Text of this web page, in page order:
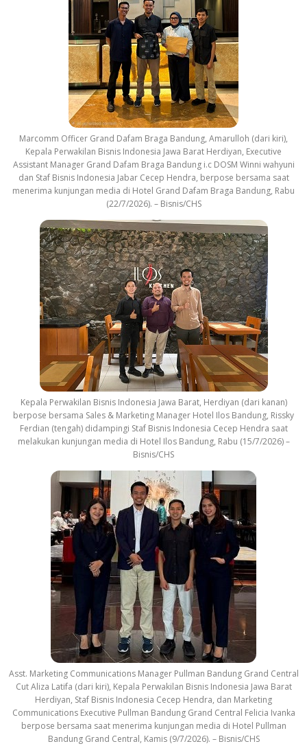
Marcomm Officer Grand Dafam Braga Bandung, Amarulloh (dari kiri),
Kepala Perwakilan Bisnis Indonesia Jawa Barat Herdiyan, Executive
Assistant Manager Grand Dafam Braga Bandung i.c DOSM Winni wahyuni
dan Staf Bisnis Indonesia Jabar Cecep Hendra, berpose bersama saat
menerima kunjungan media di Hotel Grand Dafam Braga Bandung, Rabu
(22/7/2026). – Bisnis/CHS
Kepala Perwakilan Bisnis Indonesia Jawa Barat, Herdiyan (dari kanan)
berpose bersama Sales & Marketing Manager Hotel Ilos Bandung, Rissky
Ferdian (tengah) didampingi Staf Bisnis Indonesia Cecep Hendra saat
melakukan kunjungan media di Hotel Ilos Bandung, Rabu (15/7/2026) –
Bisnis/CHS
Asst. Marketing Communications Manager Pullman Bandung Grand Central
Cut Aliza Latifa (dari kiri), Kepala Perwakilan Bisnis Indonesia Jawa Barat
Herdiyan, Staf Bisnis Indonesia Cecep Hendra, dan Marketing
Communications Executive Pullman Bandung Grand Central Felicia Ivanka
berpose bersama saat menerima kunjungan media di Hotel Pullman
Bandung Grand Central, Kamis (9/7/2026). – Bisnis/CHS